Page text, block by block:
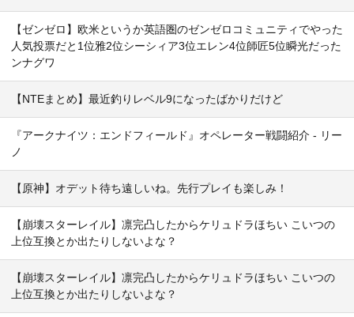
【ゼンゼロ】欧米というか英語圏のゼンゼロコミュニティでやった
人気投票だと1位雅2位シーシィア3位エレン4位師匠5位瞬光だった
ンナグワ
【NTEまとめ】最近釣りレベル9になったばかりだけど
『アークナイツ：エンドフィールド』オペレーター戦闘紹介 - リー
ノ
【原神】オデット待ち遠しいね。先行プレイも楽しみ！
【崩壊スターレイル】凛完凸したからケリュドラほちい こいつの
上位互換とか出たりしないよな？
【崩壊スターレイル】凛完凸したからケリュドラほちい こいつの
上位互換とか出たりしないよな？